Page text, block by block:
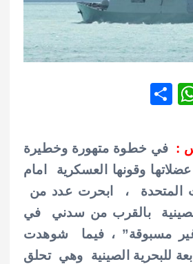
W
at
s
A
p
p
ar
e : في خطوة متهورة وخطيرة
وقونها العسكرية امام
المتحدة ، ابحرت عدد من
الصينية بالقرب من سدني في
مسبوقة” ، فيما
شوهدت
للبحرية الصينية وهي تحلق